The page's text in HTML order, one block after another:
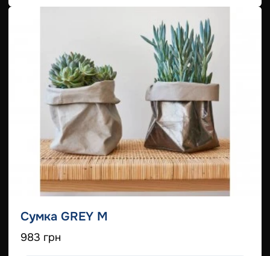
Сумка GREY M
983 грн